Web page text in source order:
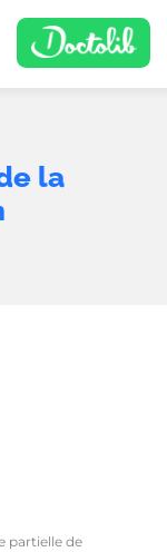
la
partielle de